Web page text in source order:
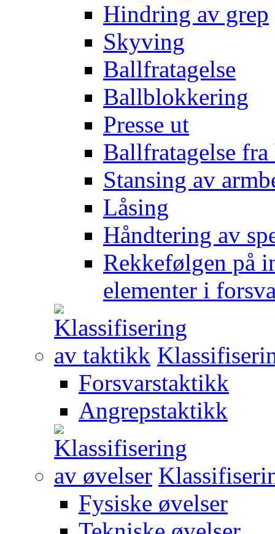
Hindring av grep
Skyving
Ballfratagelse
Ballblokkering
Presse ut
Ballfratagelse fra
Stansing av
Låsing
Håndtering av
Rekkefølgen på
elementer i
Forsvarstaktikk
Angrepstaktikk
Fysiske øvelser